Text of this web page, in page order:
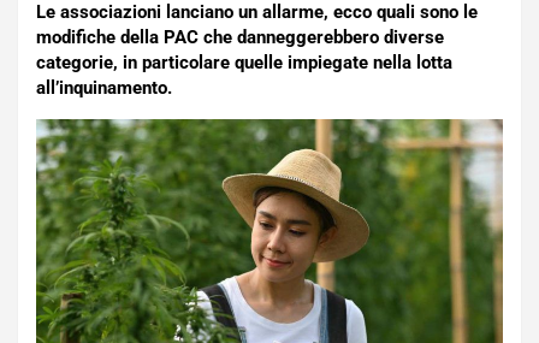
Le associazioni lanciano un allarme, ecco quali sono le
modifiche della PAC che danneggerebbero diverse
categorie, in particolare quelle impiegate nella lotta
all’inquinamento.